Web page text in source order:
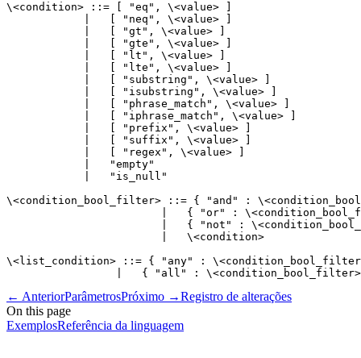
\<condition> ::= [ "eq", \<value> ]
            |   [ "neq", \<value> ]
            |   [ "gt", \<value> ]
            |   [ "gte", \<value> ]
            |   [ "lt", \<value> ]
            |   [ "lte", \<value> ]
            |   [ "substring", \<value> ]
            |   [ "isubstring", \<value> ]
            |   [ "phrase_match", \<value> ]
            |   [ "iphrase_match", \<value> ]
            |   [ "prefix", \<value> ]
            |   [ "suffix", \<value> ]
            |   [ "regex", \<value> ]
            |   "empty"
            |   "is_null"
\<condition_bool_filter> ::= { "and" :
|   { "or" :
|   { "not" :
                        |   \<condition>
\<list_condition> ::= { "any" :
← AnteriorParâmetrosPróximo →Registro de alterações
On this page
ExemplosReferência da linguagem